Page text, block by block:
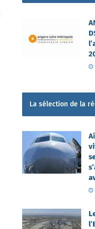
La sélection de la